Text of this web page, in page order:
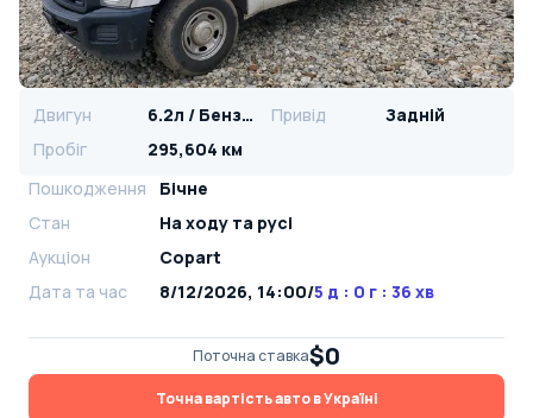
Двигун 6.2л / Бензин Привід
Задній
Пробіг
295,604 км
Пошкодження
Бічне
Стан
На ​​ходу та русі
Аукціон
Copart
Дата та час
8/12/2026, 14:00/5 д : 0 г : 36 хв
Поточна ставка$0
Точна вартість авто в Україні